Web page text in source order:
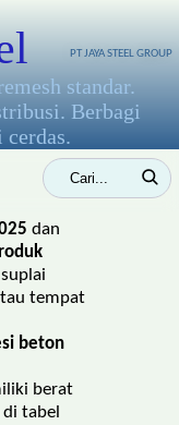
standar.
Berbagi
cerdas.
PT JAYA STEEL GROUP
dan
tempat
beton
berat
tabel